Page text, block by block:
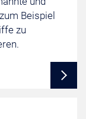
Beispiel
zu